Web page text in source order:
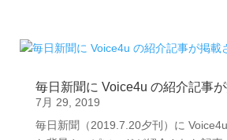
毎日新聞に Voice4u の紹介記事
7月 29, 2019
毎日新聞（2019.7.20夕刊）に